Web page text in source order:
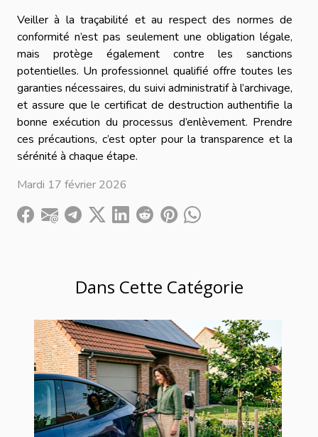
Veiller à la traçabilité et au respect des normes de
conformité n’est pas seulement une obligation légale,
mais protège également contre les sanctions
potentielles. Un professionnel qualifié offre toutes les
garanties nécessaires, du suivi administratif à l’archivage,
et assure que le certificat de destruction authentifie la
bonne exécution du processus d’enlèvement. Prendre
ces précautions, c’est opter pour la transparence et la
sérénité à chaque étape.
Mardi 17 février 2026
Dans Cette Catégorie